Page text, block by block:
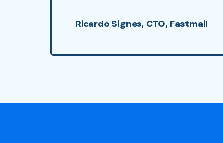
Ricardo Signes, CTO, Fastmail